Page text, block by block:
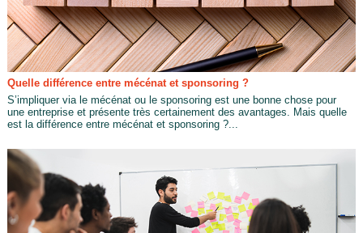
Quelle différence entre mécénat et sponsoring ?
S’impliquer via le mécénat ou le sponsoring est une bonne chose pour
une entreprise et présente très certainement des avantages. Mais quelle
est la différence entre mécénat et sponsoring ?...